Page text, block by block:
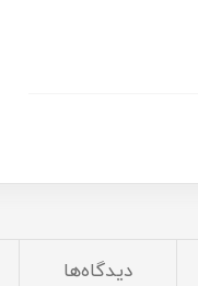
دیدگاه‌ها